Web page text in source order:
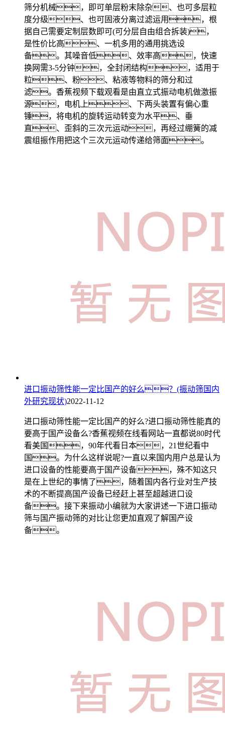
筛分机械，即可单层粉末除杂、也可多层粒
度分级、也可固液分离过滤运用，根
据自己需要定制层数即可(可分层自由组合拆装)，
是性价比高、一机多用的通用挑选设
备。其噪音低、效率高，快速
换网需3-5分钟，全封闭结构，适用于
粒、粉、粘液等物料的筛分和过
滤。香蕉视频下载观看是由直立式振动电机做激振
源，电机上、下两头装置有偏心重
锤，将电机的旋转运动转变为水平、垂
直、歪斜的三次元运动，再经过绷簧的减
震组振作用把这个三次元运动传递给筛面。
进口振动筛性能一定比国产的好么？(振动筛国内
外研究现状)2022-11-12
进口振动筛性能一定比国产的好么?进口振动筛性能真的
要高于国产设备么?香蕉视频在线看网站一直都说80时代
看美国，90年代看日本，21世纪看中
国。为什么这样说呢?一直以来国内用户总是认为
进口设备的性能要高于国产设备，殊不知这只
是在上世纪的事情了，随着国内各行业对生产技
术的不断提高国产设备已经赶上甚至超越进口设
备。接下来振动小编就为大家讲述一下进口振动
筛与国产振动筛的对比让您更加直观了解国产设
备。